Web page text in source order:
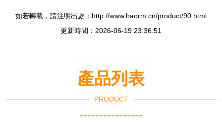
如若轉載，請注明出處：http://www.haorm.cn/product/90.html
更新時間：2026-06-19 23:36:51
產品列表
PRODUCT
----------------